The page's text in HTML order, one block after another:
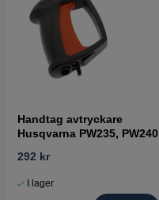
Handtag avtryckare
Husqvarna PW235, PW240
292 kr
I lager